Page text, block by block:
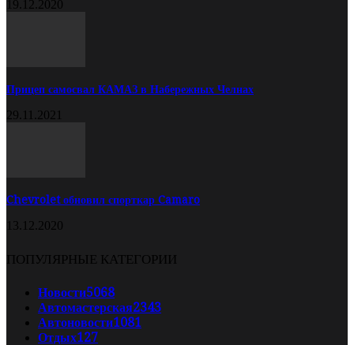
19.12.2020
Прицеп самосвал КАМАЗ в Набережных Челнах
29.11.2021
Chevrolet обновил спорткар Camaro
13.12.2020
ПОПУЛЯРНЫЕ КАТЕГОРИИ
Новости5068
Автомастерская2343
Автоновости1081
Отдых127